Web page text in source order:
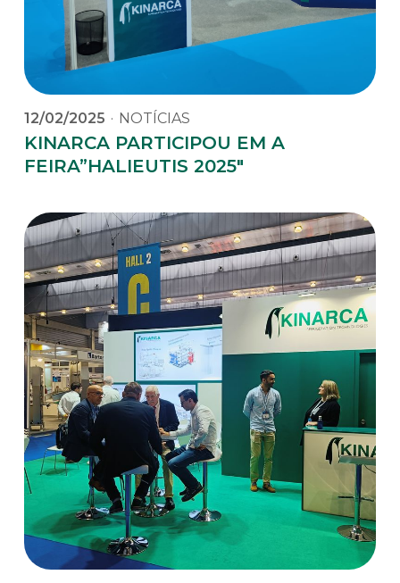
12/02/2025 · NOTÍCIAS
KINARCA PARTICIPOU EM A
FEIRA”HALIEUTIS 2025″